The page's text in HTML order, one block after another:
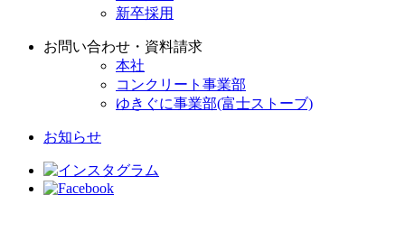
新卒採用
お問い合わせ・資料請求
本社
コンクリート事業部
ゆきぐに事業部(富士ストーブ)
お知らせ